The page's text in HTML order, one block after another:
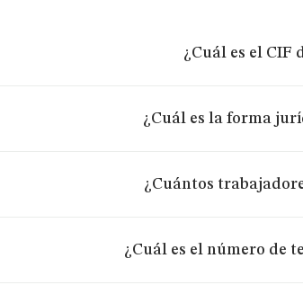
¿Cuál es el CIF
¿Cuál es la forma
¿Cuántos
¿Cuál es el número de